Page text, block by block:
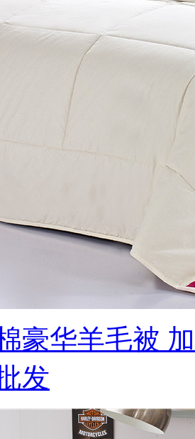
豪华羊毛被
发